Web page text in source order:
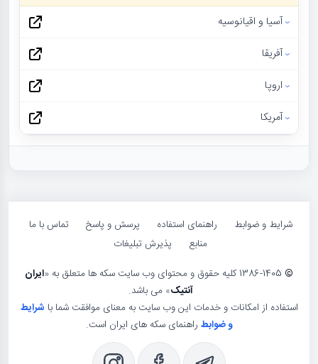
آسیا و اقیانوسیه
آفریقا
اروپا
آمریکا
شرایط و ضوابط راهنمای استفاده پرسش و پاسخ
تماس با ما
منابع
پذیرش تبلیغات
©
ایران
آنتیک» می باشد.
استفاده از امکانات و خدمات این وب سایت به معنای موافقت شما با شرایط
و ضوابط راهنمای سکه های ایران است.